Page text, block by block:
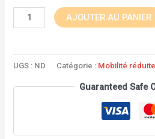
AJOUTER AU PANIER
UGS : ND Catégorie : Mobilité réduite
Guaranteed Safe